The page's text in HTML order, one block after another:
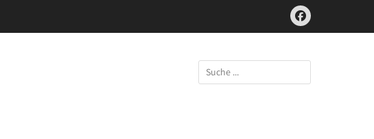
Facebook
Suchen
nach: